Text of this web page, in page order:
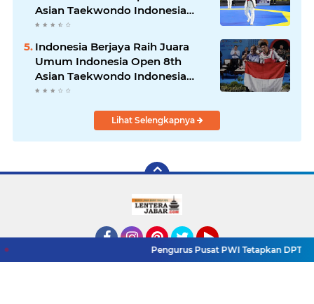
Asian Taekwondo Indonesia
Open Championship 2026
Indonesia Berjaya Raih Juara
Umum Indonesia Open 8th
Asian Taekwondo Indonesia
Open Championships 2026
Lihat Selengkapnya
InstagramPinterest
TwitterYouTube
Pengurus Pusat PWI Tetapkan DPT Final Konferensi